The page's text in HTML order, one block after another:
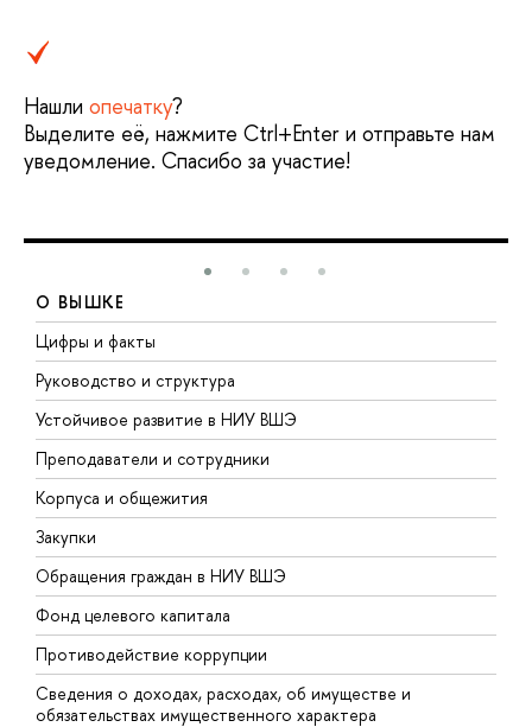
Нашли опечатку?
Выделите её, нажмите Ctrl+Enter и отправьте нам
уведомление. Спасибо за участие!
О ВЫШКЕ
Цифры и факты
Руководство и структура
Устойчивое развитие в НИУ ВШЭ
Преподаватели и сотрудники
Корпуса и общежития
Закупки
Обращения граждан в НИУ ВШЭ
Фонд целевого капитала
Противодействие коррупции
Сведения о доходах, расходах, об имуществе и
обязательствах имущественного характера